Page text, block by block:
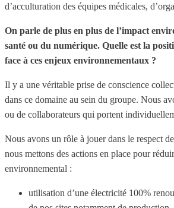
d’acculturation des équipes médicales,
On parle de plus en plus de l’impact
santé ou du numérique. Quelle est la
face à ces enjeux environnementaux ?
Il y a une véritable prise de conscience
dans ce domaine au sein du groupe. Nous
ou de collaborateurs qui portent
Nous avons un rôle à jouer dans le respect
nous mettons des actions en place pour
environnemental :
utilisation d’une électricité 100%